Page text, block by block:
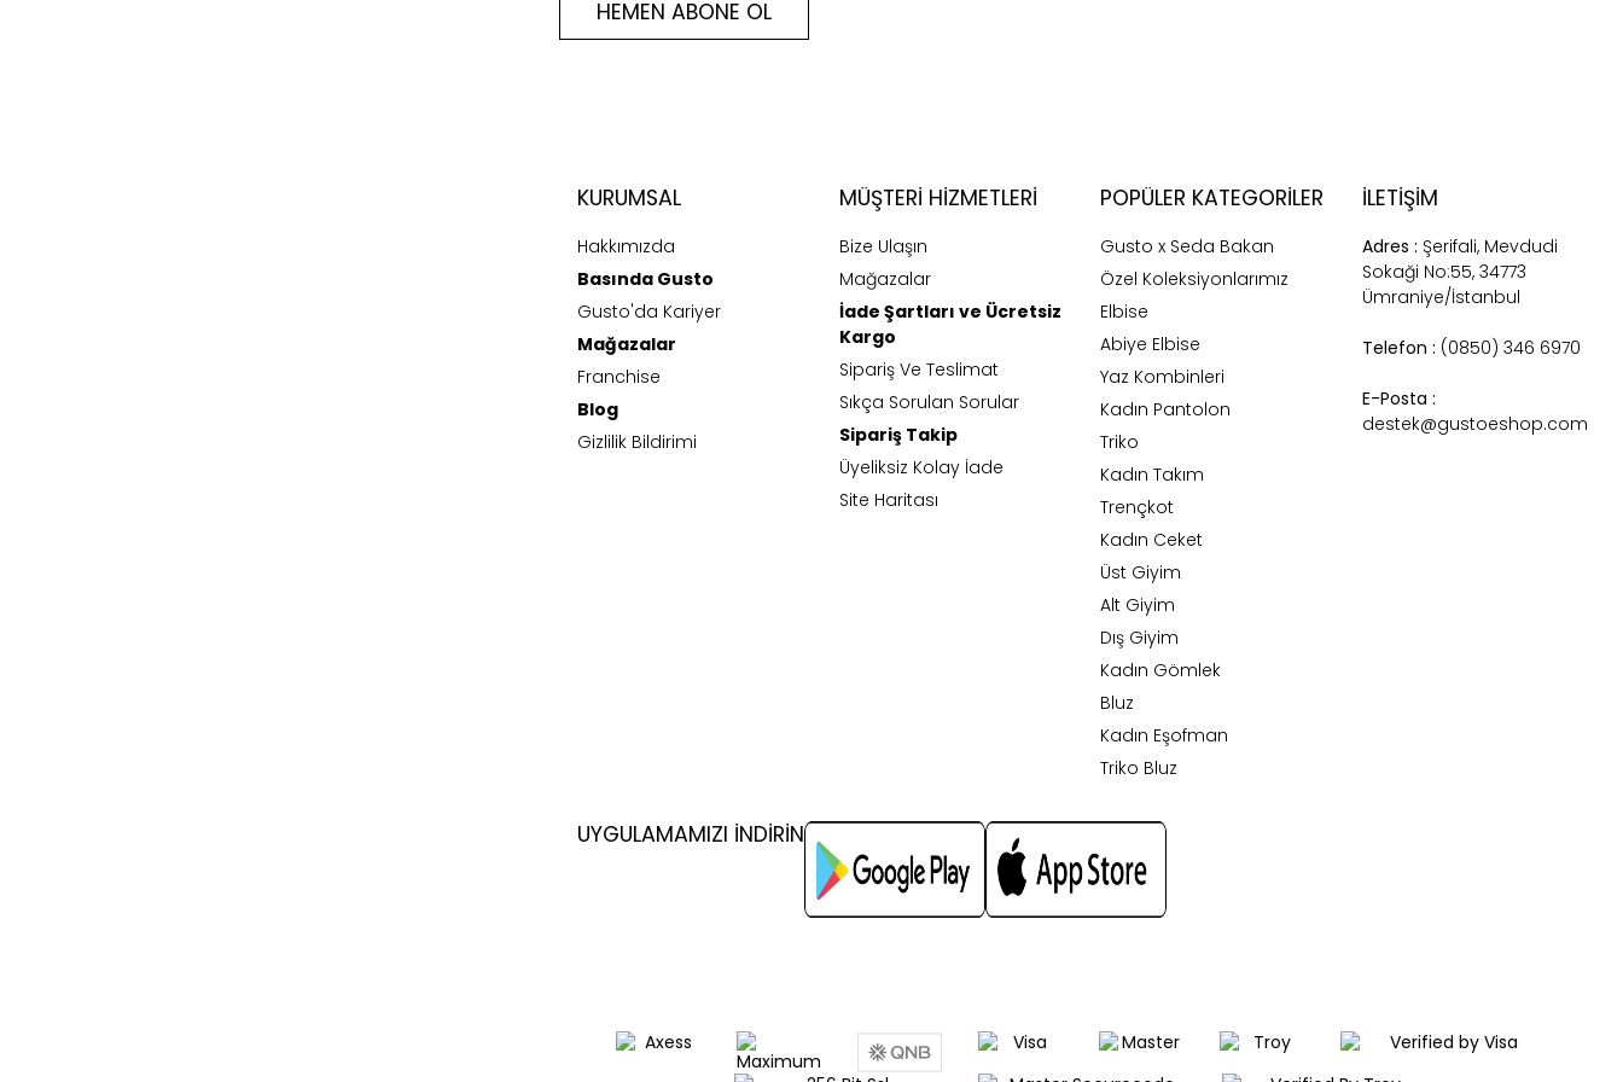
HEMEN ABONE OL
KURUMSAL
Hakkımızda
Basında Gusto
Gusto'da Kariyer
Mağazalar
Franchise
Blog
Gizlilik Bildirimi
MÜŞTERI HIZMETLERI
Bize Ulaşın
Mağazalar
İade Şartları ve Ücretsiz
Kargo
Sipariş Ve Teslimat
Sıkça Sorulan Sorular
Sipariş Takip
Üyeliksiz Kolay İade
Site Haritası
POPÜLER KATEGORILER
Gusto x Seda Bakan
Özel Koleksiyonlarımız
Elbise
Abiye Elbise
Yaz Kombinleri
Kadın Pantolon
Triko
Kadın Takım
Trençkot
Kadın Ceket
Üst Giyim
Alt Giyim
Dış Giyim
Kadın Gömlek
Bluz
Kadın Eşofman
Triko Bluz
İLETİŞİM
Adres : Şerifali, Mevdudi
Sokaği No:55, 34773
Ümraniye/İstanbul
Telefon : (0850) 346 6970
E-Posta :
destek@gustoeshop.com
UYGULAMAMIZI İNDİRİN